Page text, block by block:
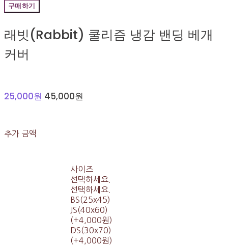
구매하기
래빗(Rabbit) 쿨리즘 냉감 밴딩 베개
커버
25,000원 45,000원
추가 금액
사이즈
선택하세요.
선택하세요.
BS(25x45)
JS(40x60)
(+4,000원)
DS(30x70)
(+4,000원)